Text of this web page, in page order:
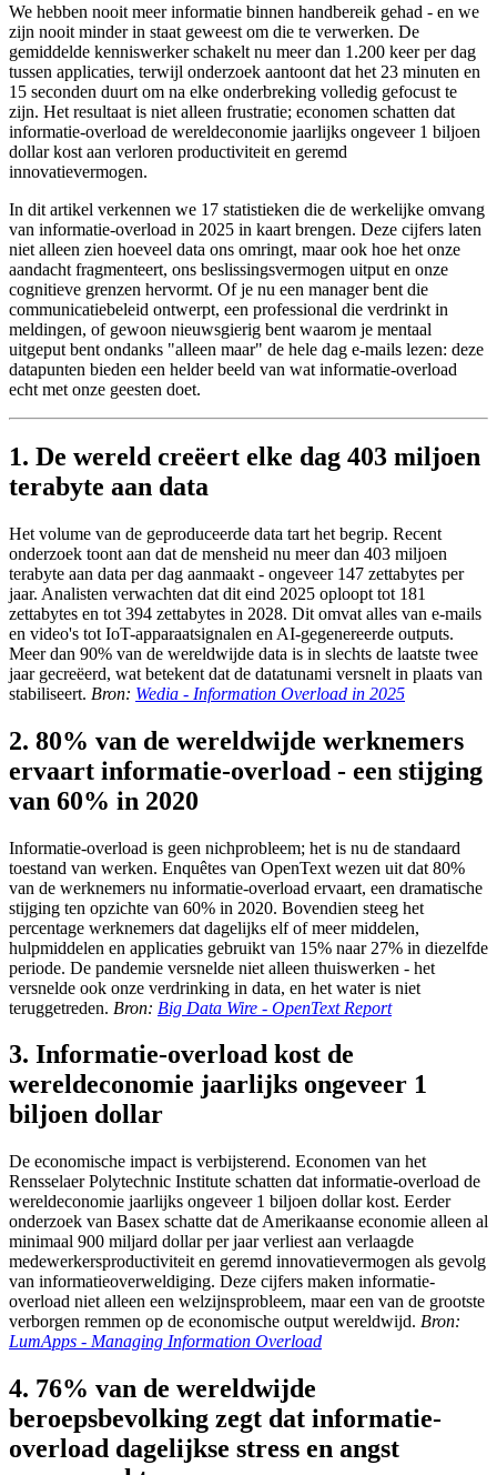
We hebben nooit meer informatie binnen handbereik gehad - en we
zijn nooit minder in staat geweest om die te verwerken. De
gemiddelde kenniswerker schakelt nu meer dan 1.200 keer per dag
tussen applicaties, terwijl onderzoek aantoont dat het 23 minuten en
15 seconden duurt om na elke onderbreking volledig gefocust te
zijn. Het resultaat is niet alleen frustratie; economen schatten dat
informatie-overload de wereldeconomie jaarlijks ongeveer 1 biljoen
dollar kost aan verloren productiviteit en geremd
innovatievermogen.
In dit artikel verkennen we 17 statistieken die de werkelijke omvang
van informatie-overload in 2025 in kaart brengen. Deze cijfers laten
niet alleen zien hoeveel data ons omringt, maar ook hoe het onze
aandacht fragmenteert, ons beslissingsvermogen uitput en onze
cognitieve grenzen hervormt. Of je nu een manager bent die
communicatiebeleid ontwerpt, een professional die verdrinkt in
meldingen, of gewoon nieuwsgierig bent waarom je mentaal
uitgeput bent ondanks "alleen maar" de hele dag e-mails lezen: deze
datapunten bieden een helder beeld van wat informatie-overload
echt met onze geesten doet.
1. De wereld creëert elke dag 403 miljoen
terabyte aan data
Het volume van de geproduceerde data tart het begrip. Recent
onderzoek toont aan dat de mensheid nu meer dan 403 miljoen
terabyte aan data per dag aanmaakt - ongeveer 147 zettabytes per
jaar. Analisten verwachten dat dit eind 2025 oploopt tot 181
zettabytes en tot 394 zettabytes in 2028. Dit omvat alles van e-mails
en video's tot IoT-apparaatsignalen en AI-gegenereerde outputs.
Meer dan 90% van de wereldwijde data is in slechts de laatste twee
jaar gecreëerd, wat betekent dat de datatunami versnelt in plaats van
stabiliseert. Bron: Wedia - Information Overload in 2025
2. 80% van de wereldwijde werknemers
ervaart informatie-overload - een stijging
van 60% in 2020
Informatie-overload is geen nichprobleem; het is nu de standaard
toestand van werken. Enquêtes van OpenText wezen uit dat 80%
van de werknemers nu informatie-overload ervaart, een dramatische
stijging ten opzichte van 60% in 2020. Bovendien steeg het
percentage werknemers dat dagelijks elf of meer middelen,
hulpmiddelen en applicaties gebruikt van 15% naar 27% in diezelfde
periode. De pandemie versnelde niet alleen thuiswerken - het
versnelde ook onze verdrinking in data, en het water is niet
teruggetreden. Bron: Big Data Wire - OpenText Report
3. Informatie-overload kost de
wereldeconomie jaarlijks ongeveer 1
biljoen dollar
De economische impact is verbijsterend. Economen van het
Rensselaer Polytechnic Institute schatten dat informatie-overload de
wereldeconomie jaarlijks ongeveer 1 biljoen dollar kost. Eerder
onderzoek van Basex schatte dat de Amerikaanse economie alleen al
minimaal 900 miljard dollar per jaar verliest aan verlaagde
medewerkersproductiviteit en geremd innovatievermogen als gevolg
van informatieoverweldiging. Deze cijfers maken informatie-
overload niet alleen een welzijnsprobleem, maar een van de grootste
verborgen remmen op de economische output wereldwijd. Bron:
LumApps - Managing Information Overload
4. 76% van de wereldwijde
beroepsbevolking zegt dat informatie-
overload dagelijkse stress en angst